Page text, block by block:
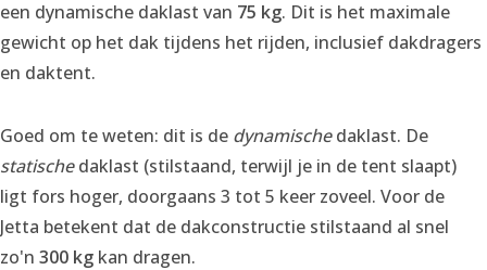
een dynamische daklast van 75 kg. Dit is het maximale
gewicht op het dak tijdens het rijden, inclusief dakdragers
en daktent.
Goed om te weten: dit is de dynamischedaklast. De
statischedaklast (stilstaand, terwijl je in de tent slaapt)
ligt fors hoger, doorgaans 3 tot 5 keer zoveel. Voor de
Jetta betekent dat de dakconstructie stilstaand al snel
zo'n 300 kg kan dragen.